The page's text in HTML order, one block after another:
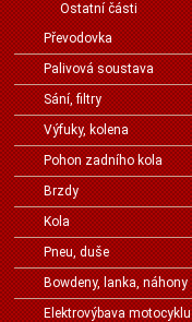
Ostatní části
Převodovka
Palivová soustava
Sání, filtry
Výfuky, kolena
Pohon zadního kola
Brzdy
Kola
Pneu, duše
Bowdeny, lanka, náhony
Elektrovýbava motocyklu